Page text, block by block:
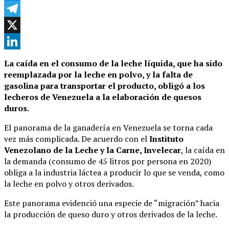
Facebook
Telegram
X
La caída en el consumo de la leche líquida, que ha sido
reemplazada por la leche en polvo, y la falta de
gasolina para transportar el producto, obligó a los
lecheros de Venezuela a la elaboración de quesos
duros.
El panorama de la ganadería en Venezuela se torna cada
vez más complicada. De acuerdo con elInstituto
Venezolano de la Leche y la Carne, Invelecar, la caída en
la demanda (consumo de 45 litros por persona en 2020)
obliga a la industria láctea a producir lo que se venda, como
la leche en polvo y otros derivados.
Este panorama evidenció una especie de “migración” hacia
la producción de queso duro y otros derivados de la leche.